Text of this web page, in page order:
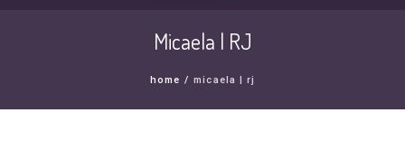
Micaela | RJ
home / micaela | rj